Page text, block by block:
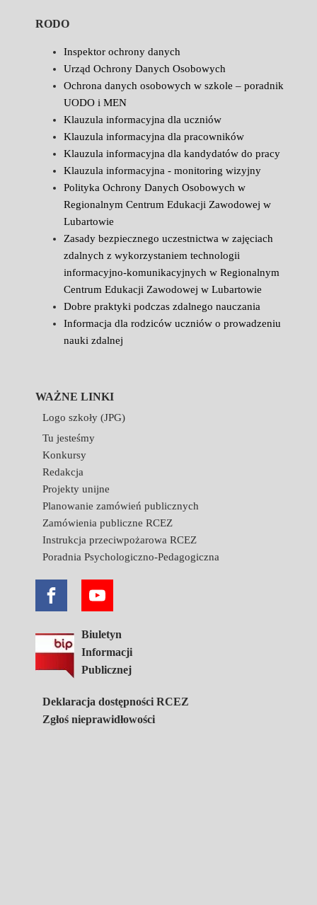
RODO
Inspektor ochrony danych
Urząd Ochrony Danych Osobowych
Ochrona danych osobowych w szkole – poradnik
UODO i MEN
Klauzula informacyjna dla uczniów
Klauzula informacyjna dla pracowników
Klauzula informacyjna dla kandydatów do pracy
Klauzula informacyjna - monitoring wizyjny
Polityka Ochrony Danych Osobowych w
Regionalnym Centrum Edukacji Zawodowej w
Lubartowie
Zasady bezpiecznego uczestnictwa w zajęciach
zdalnych z wykorzystaniem technologii
informacyjno-komunikacyjnych w Regionalnym
Centrum Edukacji Zawodowej w Lubartowie
Dobre praktyki podczas zdalnego nauczania
Informacja dla rodziców uczniów o prowadzeniu
nauki zdalnej
WAŻNE LINKI
Logo szkoły (JPG)
Tu jesteśmy
Konkursy
Redakcja
Projekty unijne
Planowanie zamówień publicznych
Zamówienia publiczne RCEZ
Instrukcja przeciwpożarowa RCEZ
Poradnia Psychologiczno-Pedagogiczna
Biuletyn
Informacji
Publicznej
Deklaracja dostępności RCEZ
Zgłoś nieprawidłowości